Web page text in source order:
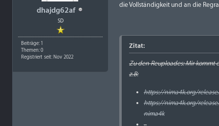
dhajdg62af
SD
Beiträge: 1
Themen: 0
Registriert seit: Nov 2022
die Vollständigkeit und an die
Zitat:
Zu den Reuploades: Mir kommt
z.B:
https://nima4k.org/
https://nima4k.org/
nima4k
..